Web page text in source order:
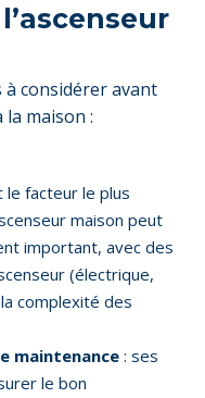
à considérer avant
maison :
facteur le plus
maison peut
important, avec des
(électrique,
complexité des
maintenance : ses
le bon